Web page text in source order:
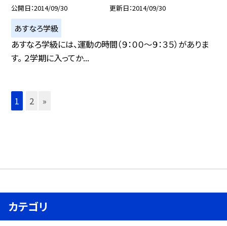
公開日 2014/09/30 更新日 2014/09/30
あすなろ学級
あすなろ学級には、運動の時間（９：００〜９：３５）がありま
す。 ２学期に入ってか...
1 2 »
カテゴリ